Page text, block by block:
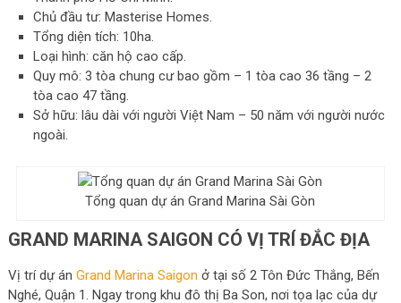
Chủ đầu tư: Masterise Homes.
Tổng diện tích: 10ha.
Loại hình: căn hộ cao cấp.
Quy mô: 3 tòa chung cư bao gồm – 1 tòa cao 36 tầng – 2
tòa cao 47 tầng.
Sở hữu: lâu dài với người Việt Nam – 50 năm với người nước
ngoài.
Tổng quan dự án Grand Marina Sài Gòn
GRAND MARINA SAIGON CÓ VỊ TRÍ ĐẮC ĐỊA
Vị trí dự án Grand Marina Saigon ở tại số 2 Tôn Đức Thắng, Bến
Nghé, Quận 1. Ngay trong khu đô thị Ba Son, nơi tọa lạc của dự